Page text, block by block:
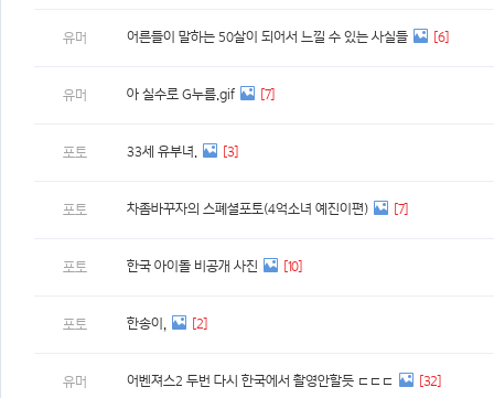
유머 어른들이 말하는 50살이 되어서 느낄 수 있는 사실들 [6]
유머 아 실수로 G누름.gif [7]
포토 33세 유부녀. [3]
포토 차좀바꾸자의 스폐셜포토(4억소녀 예진이편) [7]
포토 한국 아이돌 비공개 사진 [10]
포토 한송이, [2]
유머 어벤져스2 두번 다시 한국에서 촬영안할듯 ㄷㄷㄷ [32]